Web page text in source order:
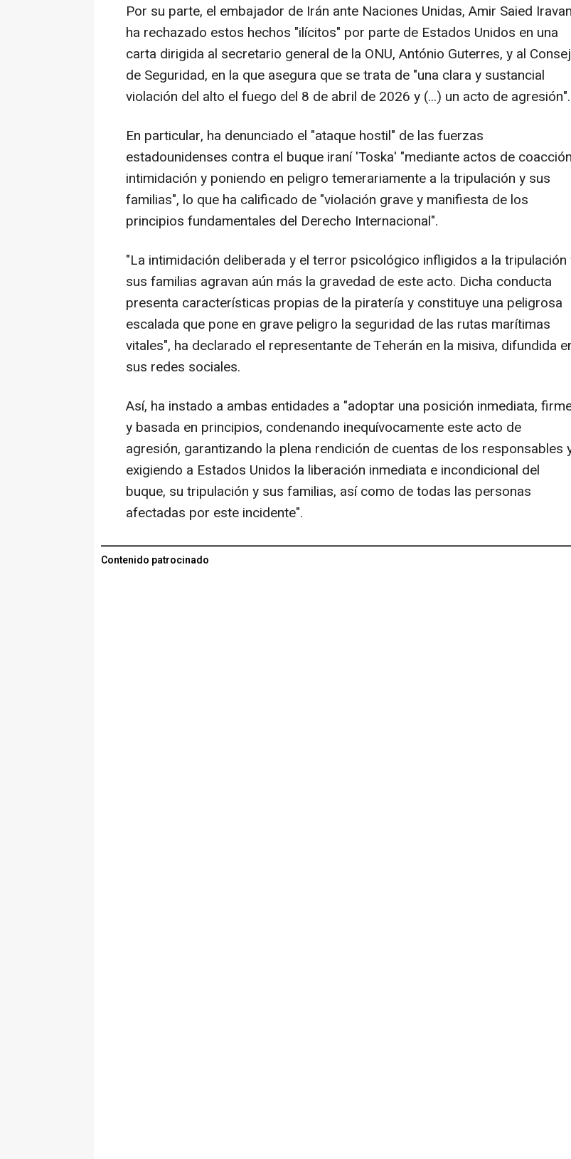
Por su parte, el embajador de Irán ante Naciones Unidas, Amir Saied
ha rechazado estos hechos "ilícitos" por parte de Estados Unidos en una
carta dirigida al secretario general de la ONU, António Guterres, y al
de Seguridad, en la que asegura que se trata de "una clara y sustancial
violación del alto el fuego del 8 de abril de 2026 y (...) un acto de agresión".
En particular, ha denunciado el "ataque hostil" de las fuerzas
estadounidenses contra el buque iraní 'Toska' "mediante actos de
intimidación y poniendo en peligro temerariamente a la tripulación y sus
familias", lo que ha calificado de "violación grave y manifiesta de los
principios fundamentales del Derecho Internacional".
"La intimidación deliberada y el terror psicológico infligidos a la tripulación
sus familias agravan aún más la gravedad de este acto. Dicha conducta
presenta características propias de la piratería y constituye una peligrosa
escalada que pone en grave peligro la seguridad de las rutas marítimas
vitales", ha declarado el representante de Teherán en la misiva, difundida
sus redes sociales.
Así, ha instado a ambas entidades a "adoptar una posición inmediata,
y basada en principios, condenando inequívocamente este acto de
agresión, garantizando la plena rendición de cuentas de los responsables
exigiendo a Estados Unidos la liberación inmediata e incondicional del
buque, su tripulación y sus familias, así como de todas las personas
afectadas por este incidente".
Contenido patrocinado